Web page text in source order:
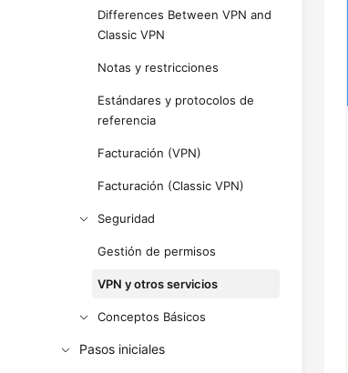
Differences Between VPN and
Classic VPN
Notas y restricciones
Estándares y protocolos de
referencia
Facturación (VPN)
Facturación (Classic VPN)
Seguridad
Gestión de permisos
VPN y otros servicios
Conceptos Básicos
Pasos iniciales